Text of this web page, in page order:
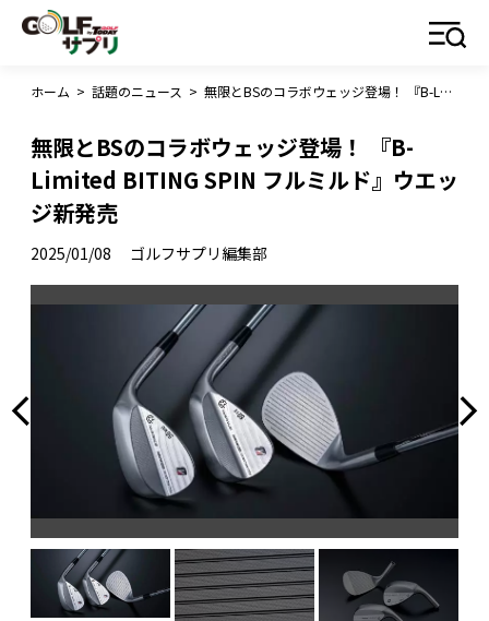
ホーム > 話題のニュース > 無限とBSのコラボウェッジ登場！ 『B-Limited BITING SPIN フルミルド』ウエッジ新発売
無限とBSのコラボウェッジ登場！ 『B-
Limited BITING SPIN フルミルド』ウエッ
ジ新発売
2025/01/08 ゴルフサプリ編集部